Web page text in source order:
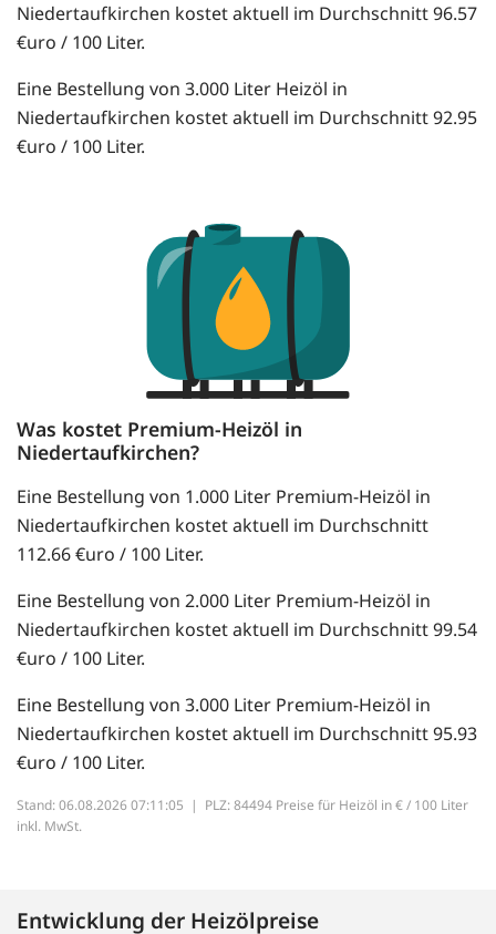
Niedertaufkirchen kostet aktuell im Durchschnitt 96.57
€uro / 100 Liter.
Eine Bestellung von 3.000 Liter Heizöl in
Niedertaufkirchen kostet aktuell im Durchschnitt 92.95
€uro / 100 Liter.
Was kostet Premium-Heizöl in
Niedertaufkirchen?
Eine Bestellung von 1.000 Liter Premium-Heizöl in
Niedertaufkirchen kostet aktuell im Durchschnitt
112.66 €uro / 100 Liter.
Eine Bestellung von 2.000 Liter Premium-Heizöl in
Niedertaufkirchen kostet aktuell im Durchschnitt 99.54
€uro / 100 Liter.
Eine Bestellung von 3.000 Liter Premium-Heizöl in
Niedertaufkirchen kostet aktuell im Durchschnitt 95.93
€uro / 100 Liter.
Stand: 06.08.2026 07:11:05 | PLZ: 84494 Preise für Heizöl in € / 100 Liter
inkl. MwSt.
Entwicklung der Heizölpreise